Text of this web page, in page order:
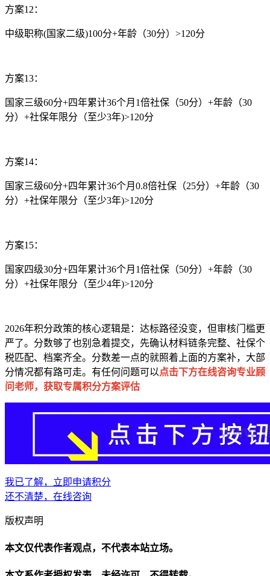
方案12：
中级职称(国家二级)100分+年龄（30分）>120分
方案13：
国家三级60分+四年累计36个月1倍社保（50分）+年龄（30
分）+社保年限分（至少3年)>120分
方案14：
国家三级60分+四年累计36个月0.8倍社保（25分）+年龄（30
分）+社保年限分（至少3年)>120分
方案15：
国家四级30分+四年累计36个月1倍社保（50分）+年龄（30
分）+社保年限分（至少4年)>120分
2026年积分政策的核心逻辑是：达标路径没变，但审核门槛更
严了。分数够了也别急着提交，先确认材料链条完整、社保个
税匹配、档案齐全。分数差一点的就照着上面的方案补，大部
分情况都有路可走。有任何问题可以点击下方在线咨询专业顾
问老师， 获取专属积分方案评估
我已了解，立即申请积分
还不清楚，在线咨询
版权声明
本文仅代表作者观点，不代表本站立场。